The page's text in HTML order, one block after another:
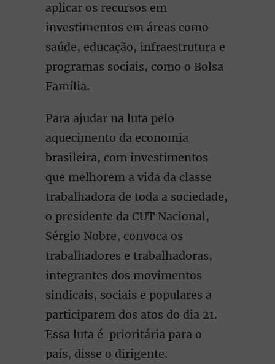
aplicar os recursos em
investimentos em áreas como
saúde, educação, infraestrutura e
programas sociais, como o Bolsa
Família.
Para ajudar na luta pelo
aquecimento da economia
brasileira, com investimentos
que melhorem a vida da classe
trabalhadora de toda a sociedade,
o presidente da CUT Nacional,
Sérgio Nobre, convoca os
trabalhadores e trabalhadoras,
integrantes dos movimentos
sindicais, sociais e populares a
participarem dos atos do dia 21.
Essa luta é prioritária para o
país, disse o dirigente.